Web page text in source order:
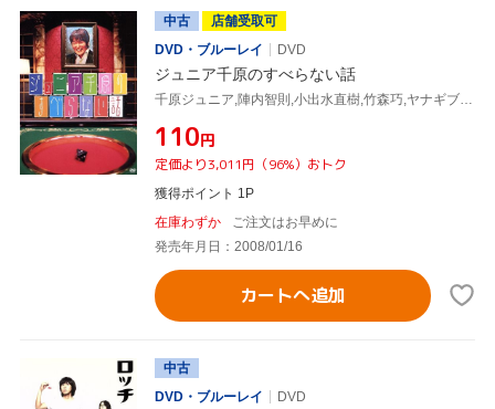
中古
店舗受取可
DVD・ブルーレイ
DVD
ジュニア千原のすべらない話
千原ジュニア,陣内智則,小出水直樹,竹森巧,ヤナギブソン,綾部祐二,若月徹
¥110円
定価より3,011円（96%）おトク
獲得ポイント 1P
在庫わずか
ご注文はお早めに
発売年月日：2008/01/16
カートへ追加
中古
DVD・ブルーレイ
DVD